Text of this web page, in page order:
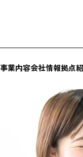
事業内容会社情報拠点